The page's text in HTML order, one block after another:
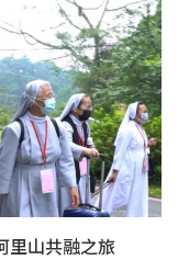
里山共融之旅